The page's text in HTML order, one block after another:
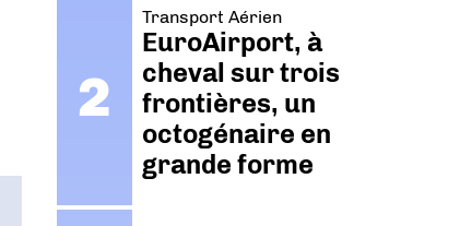
Transport Aérien
EuroAirport, à
cheval sur trois
frontières, un
octogénaire en
grande forme